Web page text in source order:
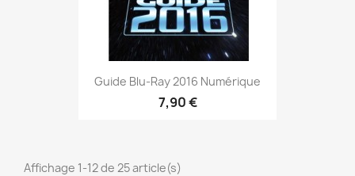
Guide Blu-Ray 2016 Numérique
7,90 €
Affichage 1-12 de 25 article(s)